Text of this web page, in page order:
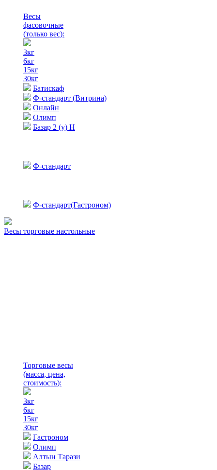
Весы
фасовочные
(только вес):
3кг
6кг
15кг
30кг
Батискаф
Ф-стандарт (Витрина)
Онлайн
Олимп
Базар 2 (у) Н
Ф-стандарт
Ф-стандарт(Гастроном)
Весы торговые настольные
Торговые весы
(масса, цена,
стоимость):
3кг
6кг
15кг
30кг
Гастроном
Олимп
Алтын Тарази
Базар